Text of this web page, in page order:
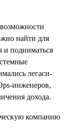
найти для
и подниматься
легаси-
инженеров,
дохода.